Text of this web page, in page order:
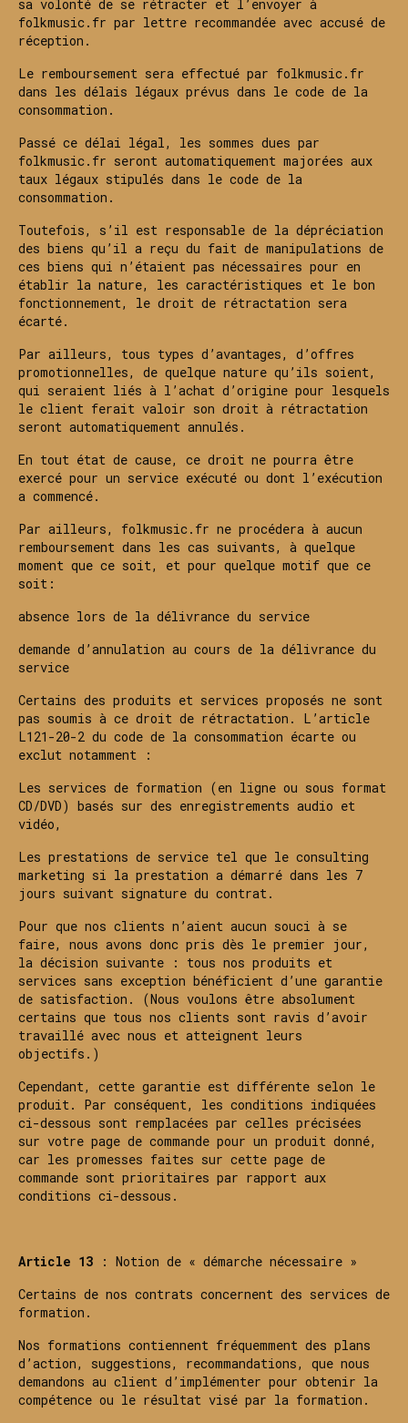
sa volonté de se rétracter et l’envoyer à
folkmusic.fr par lettre recommandée avec accusé de
réception.
Le remboursement sera effectué par folkmusic.fr
dans les délais légaux prévus dans le code de la
consommation.
Passé ce délai légal, les sommes dues par
folkmusic.fr seront automatiquement majorées aux
taux légaux stipulés dans le code de la
consommation.
Toutefois, s’il est responsable de la dépréciation
des biens qu’il a reçu du fait de manipulations de
ces biens qui n’étaient pas nécessaires pour en
établir la nature, les caractéristiques et le bon
fonctionnement, le droit de rétractation sera
écarté.
Par ailleurs, tous types d’avantages, d’offres
promotionnelles, de quelque nature qu’ils soient,
qui seraient liés à l’achat d’origine pour lesquels
le client ferait valoir son droit à rétractation
seront automatiquement annulés.
En tout état de cause, ce droit ne pourra être
exercé pour un service exécuté ou dont l’exécution
a commencé.
Par ailleurs, folkmusic.fr ne procédera à aucun
remboursement dans les cas suivants, à quelque
moment que ce soit, et pour quelque motif que ce
soit:
absence lors de la délivrance du service
demande d’annulation au cours de la délivrance du
service
Certains des produits et services proposés ne sont
pas soumis à ce droit de rétractation. L’article
L121-20-2 du code de la consommation écarte ou
exclut notamment :
Les services de formation (en ligne ou sous format
CD/DVD) basés sur des enregistrements audio et
vidéo,
Les prestations de service tel que le consulting
marketing si la prestation a démarré dans les 7
jours suivant signature du contrat.
Pour que nos clients n’aient aucun souci à se
faire, nous avons donc pris dès le premier jour,
la décision suivante : tous nos produits et
services sans exception bénéficient d’une garantie
de satisfaction. (Nous voulons être absolument
certains que tous nos clients sont ravis d’avoir
travaillé avec nous et atteignent leurs
objectifs.)
Cependant, cette garantie est différente selon le
produit. Par conséquent, les conditions indiquées
ci-dessous sont remplacées par celles précisées
sur votre page de commande pour un produit donné,
car les promesses faites sur cette page de
commande sont prioritaires par rapport aux
conditions ci-dessous.
Article 13 : Notion de « démarche nécessaire »
Certains de nos contrats concernent des services de
formation.
Nos formations contiennent fréquemment des plans
d’action, suggestions, recommandations, que nous
demandons au client d’implémenter pour obtenir la
compétence ou le résultat visé par la formation.